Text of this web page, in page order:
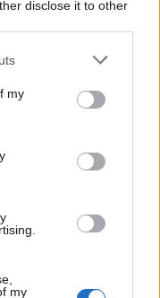
disclose it to other
my
my